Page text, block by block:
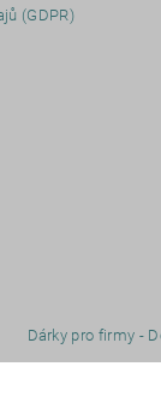
(GDPR)
Dárky pro firmy -